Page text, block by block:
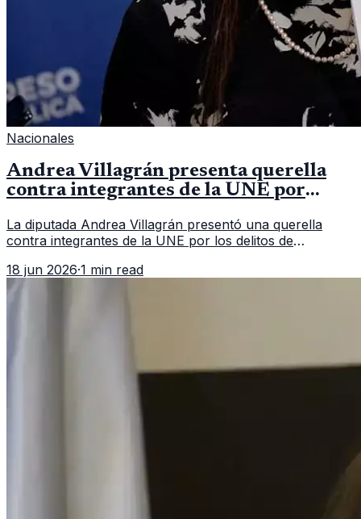
Nacionales
Andrea Villagrán presenta querella
contra integrantes de la UNE por
La diputada Andrea Villagrán presentó una querella
contra integrantes de la UNE por los delitos de
18 jun 2026·1 min read